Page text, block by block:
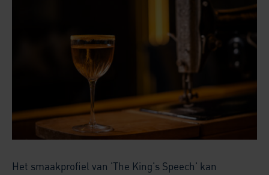
Het smaakprofiel van 'The King's Speech' kan